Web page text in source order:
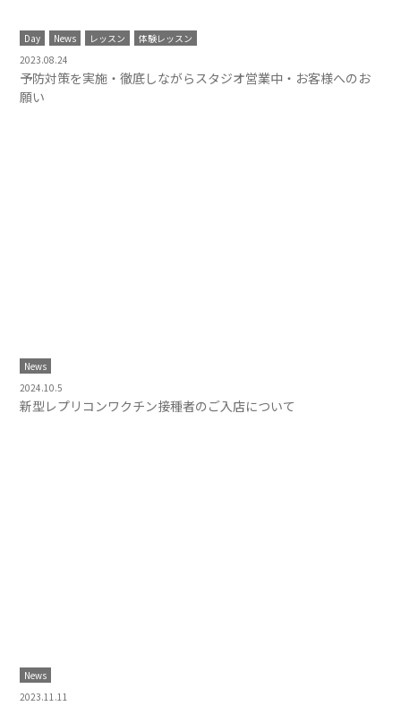
Day News レッスン
体験レッスン
2023.08.24
予防対策を実施・徹底しながらスタジオ営業中・お客様へのお
願い
News
2024.10.5
新型レプリコンワクチン接種者のご入店について
News
2023.11.11